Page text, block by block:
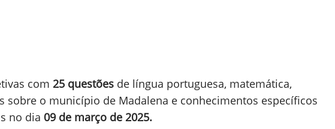
com 25 questões de língua portuguesa, matemática,
sobre o município de Madalena e conhecimentos específicos
no dia 09 de março de 2025.